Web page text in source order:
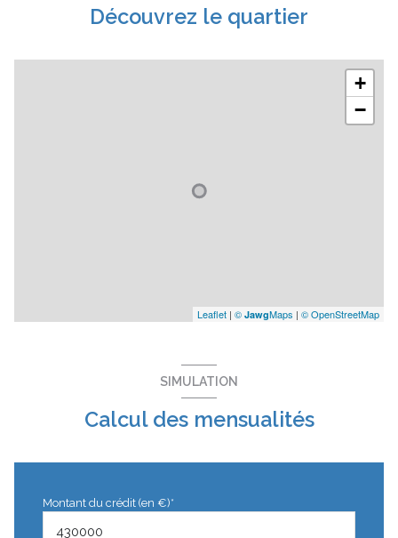
Découvrez le quartier
+
−
Leaflet | © JawgMaps | © OpenStreetMap
SIMULATION
Calcul des mensualités
Montant du crédit (en €)*